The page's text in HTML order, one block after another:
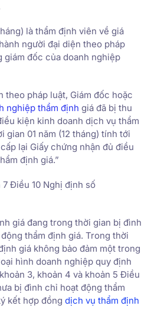
là thẩm định viên về giá
người đại diện theo pháp
giám đốc của doanh nghiệp
theo pháp luật, Giám đốc hoặc
nghiệp thẩm định giá đã bị thu
kiện kinh doanh dịch vụ thẩm
gian 01 năm (12 tháng) tính tới
lại Giấy chứng nhận đủ điều
định giá.”
Điều 10 Nghị định số
giá đang trong thời gian bị đình
thẩm định giá. Trong thời
giá không bảo đảm một trong
hình doanh nghiệp quy định
3, khoản 4 và khoản 5 Điều
bị đình chỉ hoạt động thẩm
kết hợp đồng dịch vụ thẩm định